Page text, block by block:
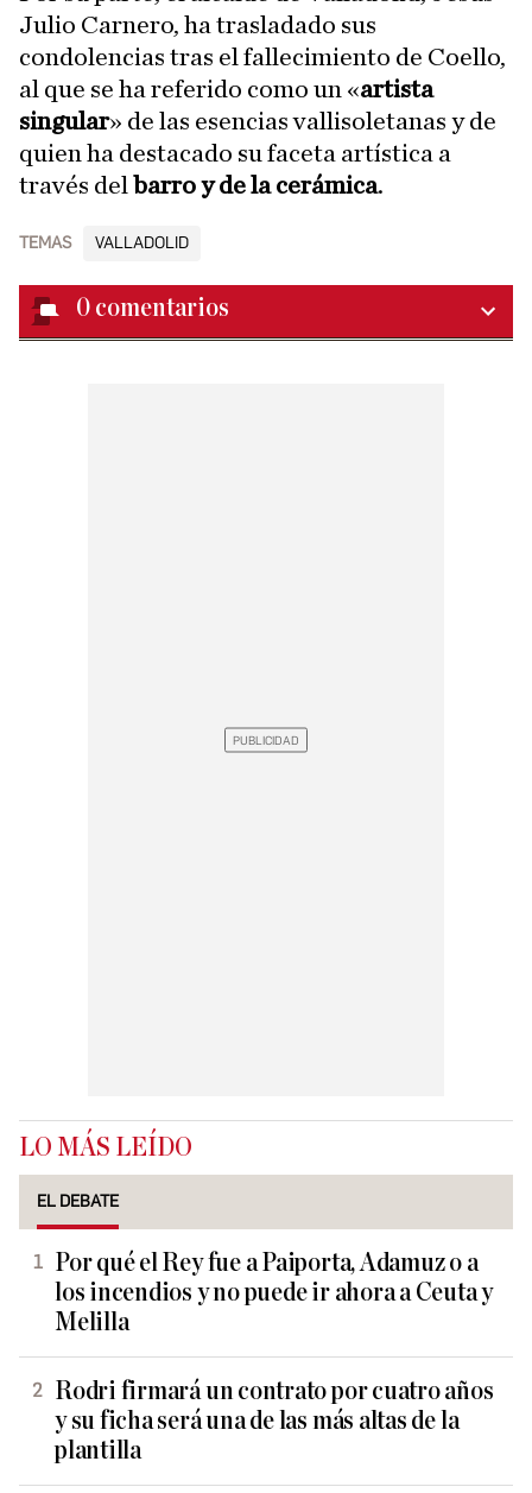
Julio Carnero, ha trasladado sus
condolencias tras el fallecimiento de Coello,
al que se ha referido como un «artista
singular» de las esencias vallisoletanas y de
quien ha destacado su faceta artística a
través del barro y de la cerámica.
TEMAS VALLADOLID
0 comentarios
LO MÁS LEÍDO
EL DEBATE
Por qué el Rey fue a Paiporta, Adamuz o a
los incendios y no puede ir ahora a Ceuta y
Melilla
Rodri firmará un contrato por cuatro años
y su ficha será una de las más altas de la
plantilla